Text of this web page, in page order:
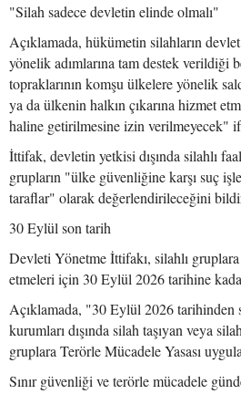
"Silah sadece devletin elinde olmalı"
Açıklamada, hükümetin silahların
yönelik adımlarına tam destek verildiği
topraklarının komşu ülkelere yönelik
ya da ülkenin halkın çıkarına hizmet
haline getirilmesine izin verilmeyecek"
İttifak, devletin yetkisi dışında silahlı
grupların "ülke güvenliğine karşı suç
taraflar" olarak değerlendirileceğini
30 Eylül son tarih
Devleti Yönetme İttifakı, silahlı
etmeleri için 30 Eylül 2026 tarihine kadar
Açıklamada, "30 Eylül 2026 tarihinden
kurumları dışında silah taşıyan veya
gruplara Terörle Mücadele Yasası
Sınır güvenliği ve terörle mücadele